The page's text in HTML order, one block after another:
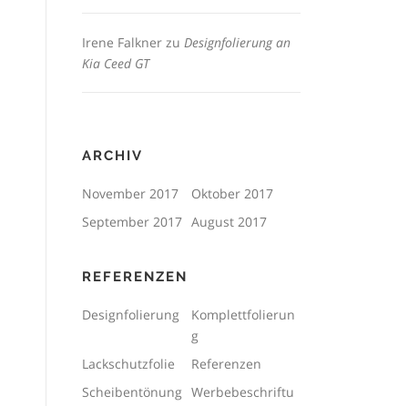
Irene Falkner zu Designfolierung an
Kia Ceed GT
ARCHIV
November 2017
Oktober 2017
September 2017 August 2017
REFERENZEN
Designfolierung
Komplettfolierun
g
Lackschutzfolie
Referenzen
Scheibentönung Werbebeschriftu